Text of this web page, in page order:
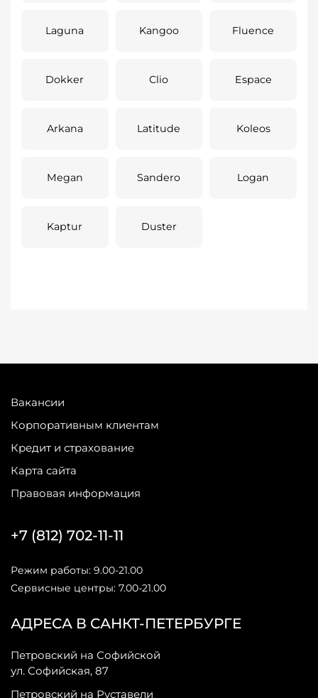
Laguna Kangoo Fluence
Dokker Clio Espace
Arkana Latitude Koleos
Megan Sandero Logan
Kaptur Duster
Вакансии
Корпоративным клиентам
Кредит и страхование
Карта сайта
Правовая информация
АДРЕСА В САНКТ-ПЕТЕРБУРГЕ
Петровский на Софийской
ул. Софийская, 87
Петровский на Руставели
+7 (812) 702-11-11
Режим работы: 9.00-21.00
Сервисные центры: 7.00-21.00